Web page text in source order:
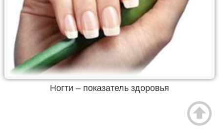
Ногти – показатель здоровья